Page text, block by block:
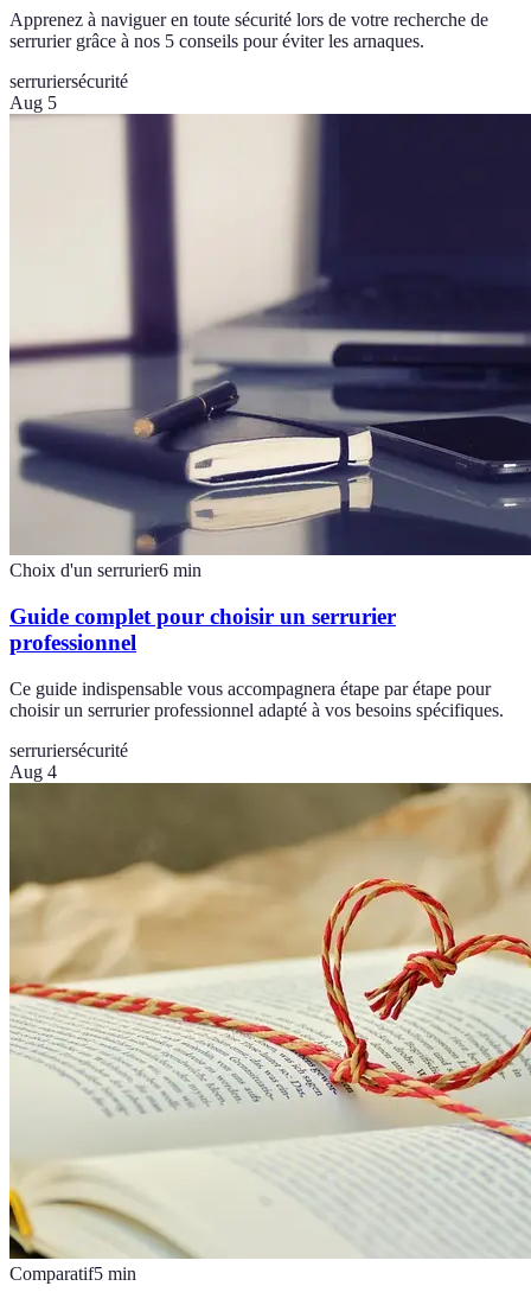
Apprenez à naviguer en toute sécurité lors de votre recherche de
serrurier grâce à nos 5 conseils pour éviter les arnaques.
serruriersécurité
Aug 5
Choix d'un serrurier6 min
Guide complet pour choisir un serrurier
professionnel
Ce guide indispensable vous accompagnera étape par étape pour
choisir un serrurier professionnel adapté à vos besoins spécifiques.
serruriersécurité
Aug 4
Comparatif5 min